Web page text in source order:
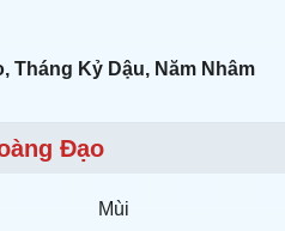
Tháng Kỷ Dậu, Năm Nhâm
Đạo
Mùi